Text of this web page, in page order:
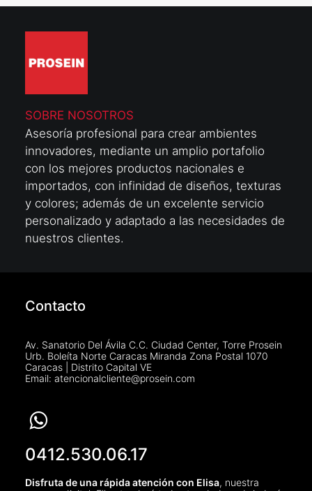
SOBRE NOSOTROS
Asesoría profesional para crear ambientes
innovadores, mediante un amplio portafolio
con los mejores productos nacionales e
importados, con infinidad de diseños, texturas
y colores; además de un excelente servicio
personalizado y adaptado a las necesidades de
nuestros clientes.
Contacto
Av. Sanatorio Del Ávila C.C. Ciudad Center, Torre Prosein
Urb. Boleíta Norte Caracas Miranda Zona Postal 1070
Caracas | Distrito Capital VE
Email: atencionalcliente@prosein.com
0412.530.06.17
Disfruta de una rápida atención con Elisa, nuestra